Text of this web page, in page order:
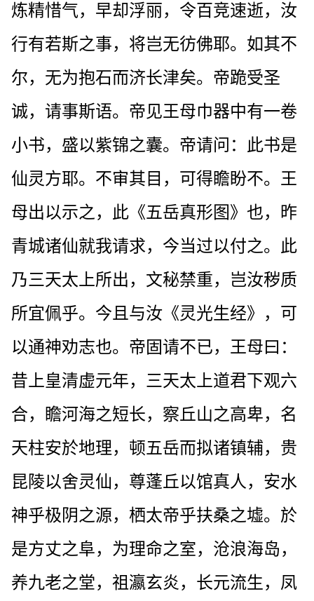
炼精惜气，早却浮丽，令百竞速逝，汝
行有若斯之事，将岂无彷佛耶。如其不
尔，无为抱石而济长津矣。帝跪受圣
诚，请事斯语。帝见王母巾器中有一卷
小书，盛以紫锦之囊。帝请问：此书是
仙灵方耶。不审其目，可得瞻盼不。王
母出以示之，此《五岳真形图》也，昨
青城诸仙就我请求，今当过以付之。此
乃三天太上所出，文秘禁重，岂汝秽质
所宜佩乎。今且与汝《灵光生经》，可
以通神劝志也。帝固请不已，王母曰：
昔上皇清虚元年，三天太上道君下观六
合，瞻河海之短长，察丘山之高卑，名
天柱安於地理，顿五岳而拟诸镇辅，贵
昆陵以舍灵仙，尊蓬丘以馆真人，安水
神乎极阴之源，栖太帝乎扶桑之墟。於
是方丈之阜，为理命之室，沧浪海岛，
养九老之堂，祖瀛玄炎，长元流生，凤